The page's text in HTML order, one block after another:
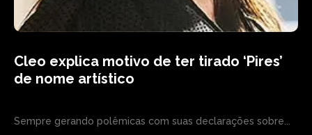
Cleo explica motivo de ter tirado ‘Pires’
de nome artístico
Sempre gerando polêmicas com suas declarações sobre...